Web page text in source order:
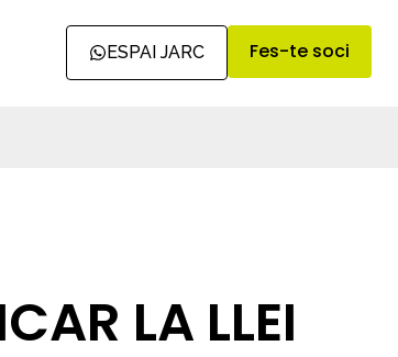
ESPAI JARC Fes-te soci
LA LLEI